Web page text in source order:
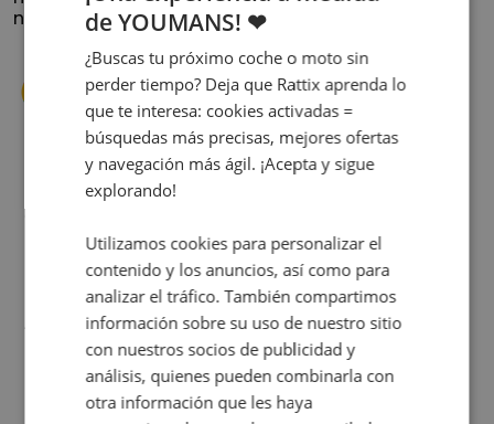
nuestra historia.
Cuando decidí vender mi coche busqué
diferentes empresas donde hacerlo y la que
me dio más confianza fue Rattix, por las
buenas (y tantas) reseñas que tienen.
Realmente la experiencia ha sido muy
buena, Carolina ha sido siempre muy atenta
y profesional. Finalmente mi hermana se
queda el coche, pero no puedo más que
recomendar el buen trato desde el primer
hasta el último momento.
Judit Sorribes
de YOUMANS! ❤
¿Buscas tu próximo coche o moto sin
perder tiempo? Deja que Rattix aprenda lo
que te interesa: cookies activadas =
búsquedas más precisas, mejores ofertas
y navegación más ágil. ¡Acepta y sigue
explorando!
Utilizamos cookies para personalizar el
contenido y los anuncios, así como para
analizar el tráfico. También compartimos
información sobre su uso de nuestro sitio
con nuestros socios de publicidad y
análisis, quienes pueden combinarla con
otra información que les haya